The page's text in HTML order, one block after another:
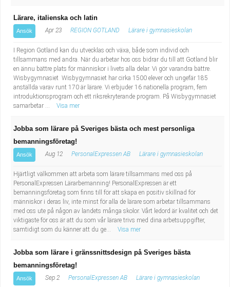
Lärare, italienska och latin
Ansök Apr 23 REGION GOTLAND Lärare i gymnasieskolan
I Region Gotland kan du utvecklas och växa, både som individ och
tillsammans med andra. När du arbetar hos oss bidrar du till att Gotland blir
en ännu bättre plats för människor i livets alla delar. Vi gör varandra bättre.
Wisbygymnasiet Wisbygymnasiet har cirka 1500 elever och ungefär 185
anställda varav runt 170 är lärare. Vi erbjuder 16 nationella program, fem
introduktionsprogram och ett riksrekryterande program. På Wisbygymnasiet
samarbetar ...
Visa mer
Jobba som lärare på Sveriges bästa och mest personliga
bemanningsföretag!
Ansök Aug 12 PersonalExpressen AB Lärare i gymnasieskolan
Hjärtligt välkommen att arbeta som lärare tillsammans med oss på
PersonalExpressen Lärarbemanning! PersonalExpressen är ett
bemanningsföretag som finns till för att skapa en positiv skillnad för
människor i deras liv, inte minst för alla de lärare som arbetar tillsammans
med oss ute på någon av landets många skolor. Vårt ledord är kvalitet och det
viktigaste för oss är att du som vår lärare trivs med dina arbetsuppgifter,
samtidigt som du känner att du ge...
Visa mer
Jobba som lärare i gränssnittsdesign på Sveriges bästa
bemanningsföretag!
Ansök Sep 2 PersonalExpressen AB Lärare i gymnasieskolan